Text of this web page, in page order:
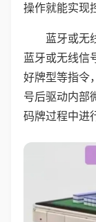
操作就能实现
蓝牙或无
蓝牙或无线信
好牌型等指令
号后驱动内部
码牌过程中进